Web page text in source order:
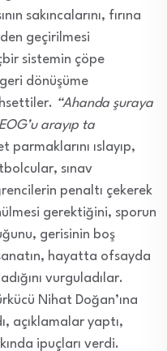
sakıncalarını, fırına
geçirilmesi
sistemin çöpe
dönüşüme
“Ahanda şuraya
arayıp ta
parmaklarını ıslayıp,
sınav
penaltı çekerek
gerektiğini, sporun
gerisinin boş
hayatta ofsayda
vurguladılar.
Nihat Doğan’ına
açıklamalar yaptı,
ipuçları verdi.